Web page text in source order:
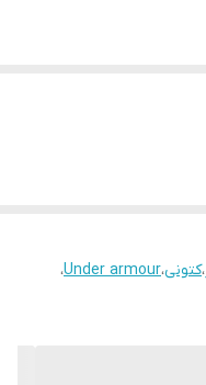
،کتونی،Under armour،